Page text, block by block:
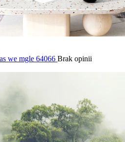
we mgle 64066 Brak opinii